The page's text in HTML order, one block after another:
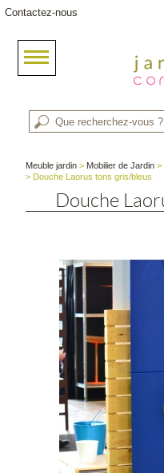
Contactez-nous
Meuble jardin > Mobilier de Jardin >
> Douche Laorus tons gris/bleus
Douche